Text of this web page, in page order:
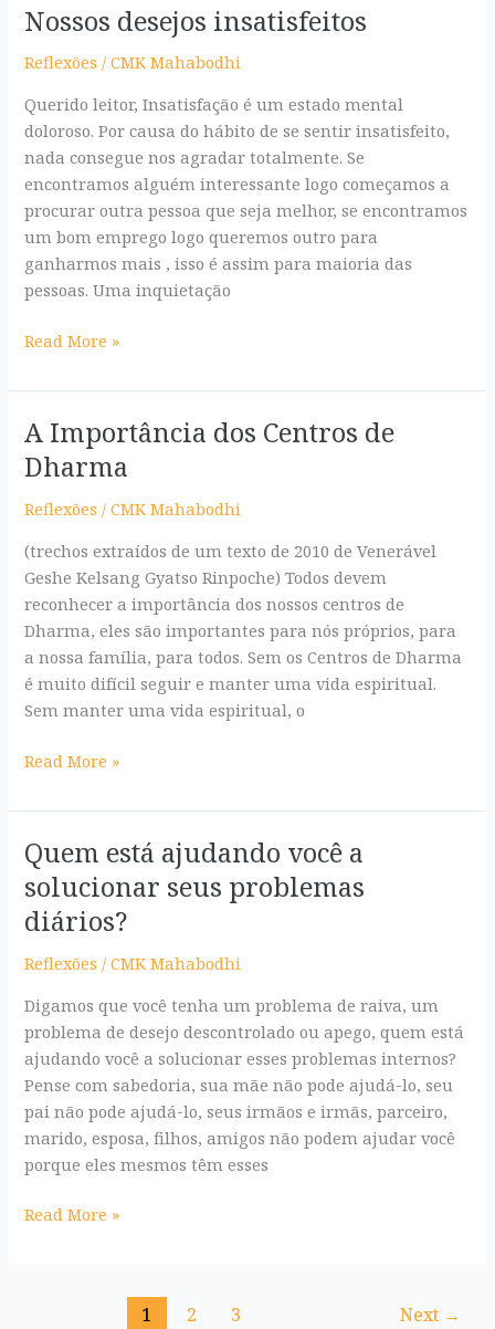
Nossos desejos insatisfeitos
Reflexões /CMK Mahabodhi
Querido leitor, Insatisfação é um estado mental
doloroso. Por causa do hábito de se sentir insatisfeito,
nada consegue nos agradar totalmente. Se
encontramos alguém interessante logo começamos a
procurar outra pessoa que seja melhor, se encontramos
um bom emprego logo queremos outro para
ganharmos mais , isso é assim para maioria das
pessoas. Uma inquietação
Nossos
insatisfeitos
Read More »
A Importância dos Centros de
Dharma
Reflexões /CMK Mahabodhi
(trechos extraídos de um texto de 2010 de Venerável
Geshe Kelsang Gyatso Rinpoche) Todos devem
reconhecer a importância dos nossos centros de
Dharma, eles são importantes para nós próprios, para
a nossa família, para todos. Sem os Centros de Dharma
é muito difícil seguir e manter uma vida espiritual.
Sem manter uma vida espiritual, o
A
Importância
dos
Centros
Dharma
Read More »
Quem está ajudando você a
solucionar seus problemas
diários?
Reflexões /CMK Mahabodhi
Digamos que você tenha um problema de raiva, um
problema de desejo descontrolado ou apego, quem está
ajudando você a solucionar esses problemas internos?
Pense com sabedoria, sua mãe não pode ajudá-lo, seu
pai não pode ajudá-lo, seus irmãos e irmãs, parceiro,
marido, esposa, filhos, amigos não podem ajudar você
porque eles mesmos têm esses
Quem
está
ajudando
você
a
seus
problemas
diários?
Read More »
1 2 3 Next →